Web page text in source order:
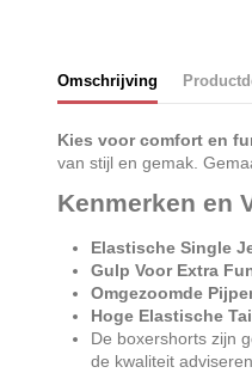
Omschrijving
Kies voor comfort en
van stijl en gemak.
Kenmerken en
Elastische Single
Gulp Voor Extra
Omgezoomde
Hoge Elastische
De boxershorts zijn
de kwaliteit